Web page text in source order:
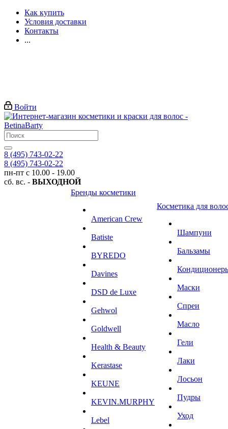
Как купить
Условия доставки
Контакты
...
Войти
8 (495) 743-02-22
8 (495) 743-02-22
пн-пт с 10.00 - 19.00
сб. вс. - ВЫХОДНОЙ
Бренды косметики
American Crew
Batiste
BYREDO
Davines
DSD de Luxe
Gehwol
Goldwell
Health & Beauty
Kerastase
KEUNE
KEVIN.MURPHY
Lebel
Косметика для
Шампуни
Бальзамы
Маски
Спреи
Масло
Гели
Лаки
Лосьон
Пудры
Уход